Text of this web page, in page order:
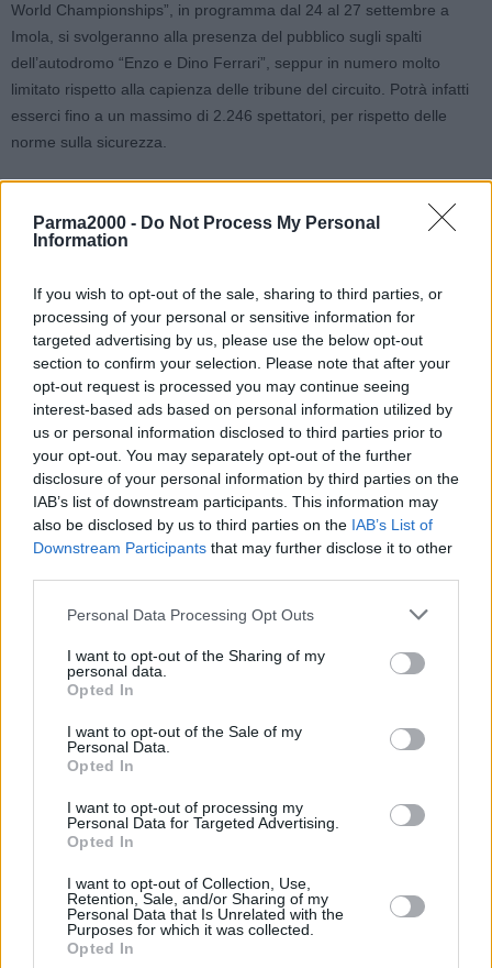
Parma2000 - Do Not Process My Personal
Information
If you wish to opt-out of the sale, sharing to third parties, or
processing of your personal or sensitive information for
targeted advertising by us, please use the below opt-out
section to confirm your selection. Please note that after your
opt-out request is processed you may continue seeing
interest-based ads based on personal information utilized by
us or personal information disclosed to third parties prior to
your opt-out. You may separately opt-out of the further
disclosure of your personal information by third parties on the
IAB’s list of downstream participants. This information may
also be disclosed by us to third parties on the IAB’s List of
Downstream Participants that may further disclose it to other
Personal Data Processing Opt Outs
I want to opt-out of the Sharing of my
personal data.
Opted In
I want to opt-out of the Sale of my
Personal Data.
Opted In
I want to opt-out of processing my
Personal Data for Targeted Advertising.
Opted In
I want to opt-out of Collection, Use,
Retention, Sale, and/or Sharing of my
Personal Data that Is Unrelated with the
Purposes for which it was collected.
Opted In
World Championships”, in programma dal 24 al 27 settembre a
Imola, si svolgeranno alla presenza del pubblico sugli spalti
dell’autodromo “Enzo e Dino Ferrari”, seppur in numero molto
limitato rispetto alla capienza delle tribune del circuito. Potrà infatti
esserci fino a un massimo di 2.246 spettatori, per rispetto delle
norme sulla sicurezza.
Regione, Stefano Bonaccini, che, accogliendo la richiesta
presentata dagli organizzatori, concede una deroga al numero
eventi sportivi di portata nazionale e internazionale.
La deroga è stata concessa dopo che l’assessorato regionale alla
Politiche per la salute – Direzione generale Cura della persona,
salute e welfare – ha concluso l’istruttoria sul piano per la
sicurezza presentato dagli organizzatori stessi, che garantisce il
pieno rispetto delle misure anti Covid: dal distanziamento all’uso
obbligatorio della mascherina, dagli accessi controllati alla
sanificazione e ai controlli fuori dalla struttura, sulla base delle
disposizioni dettate dalle “Linee guida regionali per la
Il soggetto gestore – precisa l’ordinanza – si deve impegnare alla
attuazione e deve garantire tutte le misure organizzative per evitare
assembramenti durante l’accesso e il deflusso del pubblico
all’impianto, la permanenza nel posto assegnato e l’accesso ai
punti ristoro e ai servizi igienici.
Il numero degli operatori di sicurezza impegnati nell’assistenza e
monitoraggio delle misure è stabilito in 1 addetto ogni 150
spettatori. La vendita dei biglietti sarà esclusivamente on line e/o in
prevendita e il soggetto gestore dell’impianto dovrà conservare per
almeno 14 giorni copia degli elenchi nominativi di coloro che hanno
acquistato i biglietti, rendendoli disponibili su richiesta alle strutture
sanitarie in caso di necessità di svolgere attività di contact-tracing.